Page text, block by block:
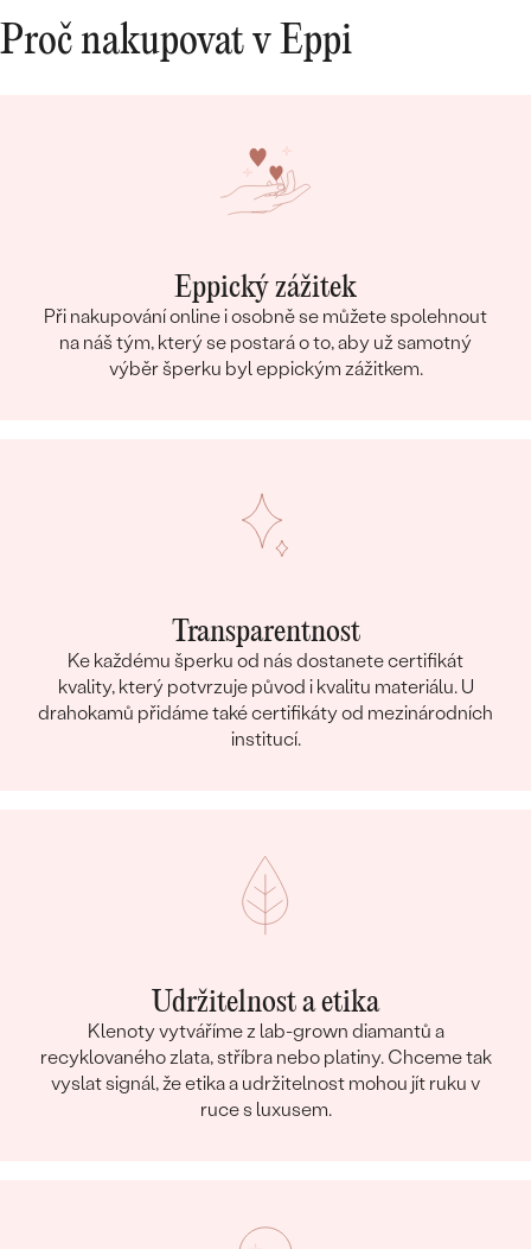
Proč nakupovat v Eppi
Eppický zážitek
Při nakupování online i osobně se můžete spolehnout
na náš tým, který se postará o to, aby už samotný
výběr šperku byl eppickým zážitkem.
Transparentnost
Ke každému šperku od nás dostanete certifikát
kvality, který potvrzuje původ i kvalitu materiálu. U
drahokamů přidáme také certifikáty od mezinárodních
institucí.
Udržitelnost a etika
Klenoty vytváříme z lab-grown diamantů a
recyklovaného zlata, stříbra nebo platiny. Chceme tak
vyslat signál, že etika a udržitelnost mohou jít ruku v
ruce s luxusem.